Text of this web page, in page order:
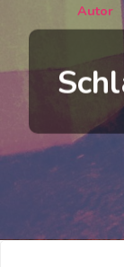
Autor